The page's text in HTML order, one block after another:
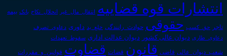
انتشارات قوه قضاییه انتقال_مال_غیر انحلال_نکاح بانک بیمه
تاجر حق_کسب حقوقی حوادث_رانندگی خلع_ید داوری دعاوی_تصرف
دعاوی_طاری دیوان عالی کشور دیوان عدالت اداری سقوط_تعهدات
شعب_دیوان_عالی قاضی قانون قضات قضاوت قوانین_و_مقررات